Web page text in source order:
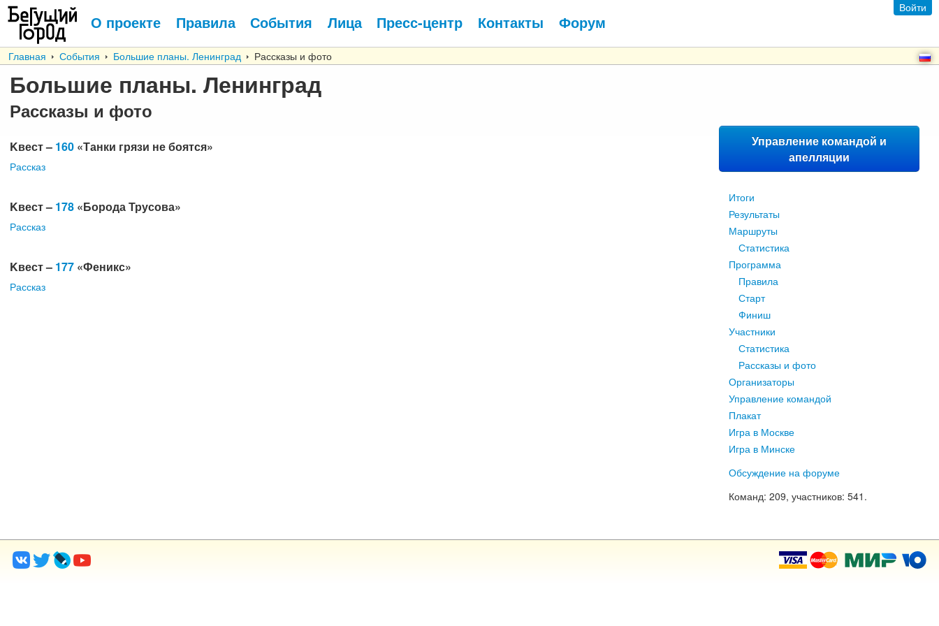
Войти
О проекте Правила События Лица Пресс-центр Контакты Форум
Главная События Большие планы. Ленинград Рассказы и фото
Большие планы. Ленинград
Рассказы и фото
Управление командой и
апелляции
Итоги
Результаты
Маршруты
Статистика
Программа
Правила
Старт
Финиш
Участники
Статистика
Рассказы и фото
Организаторы
Управление командой
Плакат
Игра в Москве
Игра в Минске
Обсуждение на форуме
Команд: 209, участников: 541.
Kвест – 160 «Танки грязи не боятся»
Рассказ
Kвест – 178 «Борода Трусова»
Рассказ
Kвест – 177 «Феникс»
Рассказ